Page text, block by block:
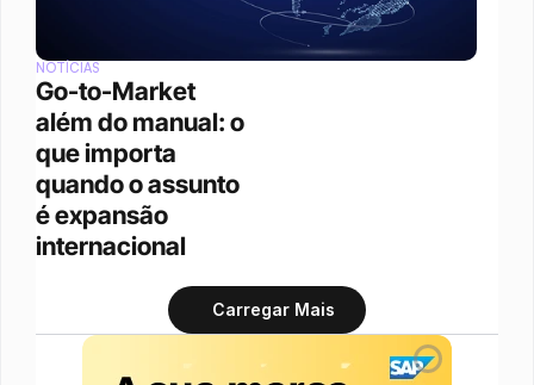
NOTÍCIAS
Go-to-Market
além do manual: o
que importa
quando o assunto
é expansão
internacional
Carregar Mais